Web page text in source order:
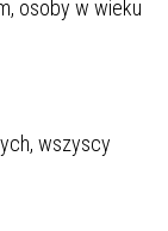
osoby w wieku
wszyscy